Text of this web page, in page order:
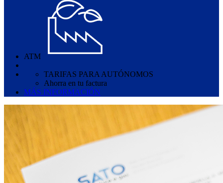
ATM
TARIFAS PARA AUTÓNOMOS
Ahorra en tu factura
MÁS INFORMACIÓN